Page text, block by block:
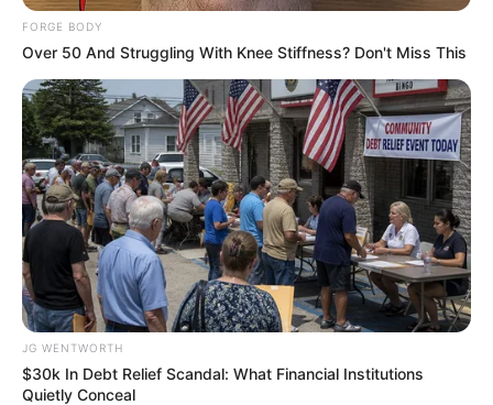
Why this ordinary drink is the secret to feeling your
best every day
CTA FAVORITE
FORGE BODY
Over 50 And Struggling With Knee Stiffness? Don't Miss This
JG WENTWORTH
$30k In Debt Relief Scandal: What Financial Institutions
Quietly Conceal